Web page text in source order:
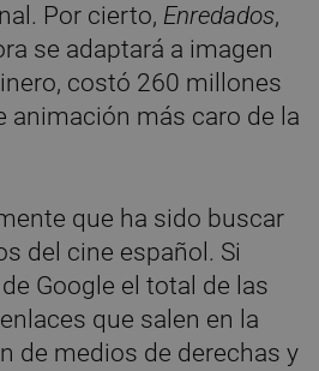
Por cierto, Enredados,
se adaptará a imagen
costó 260 millones
animación más caro de la
que ha sido buscar
del cine español. Si
Google el total de las
que salen en la
de medios de derechas y